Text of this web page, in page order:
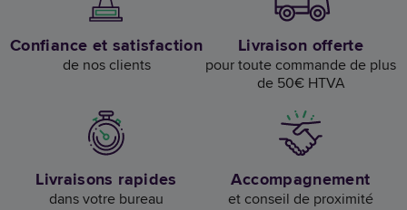
Confiance et satisfaction
de nos clients
Livraison offerte
pour toute commande de plus
de 50€ HTVA
Livraisons rapides
dans votre bureau
Accompagnement
et conseil de proximité